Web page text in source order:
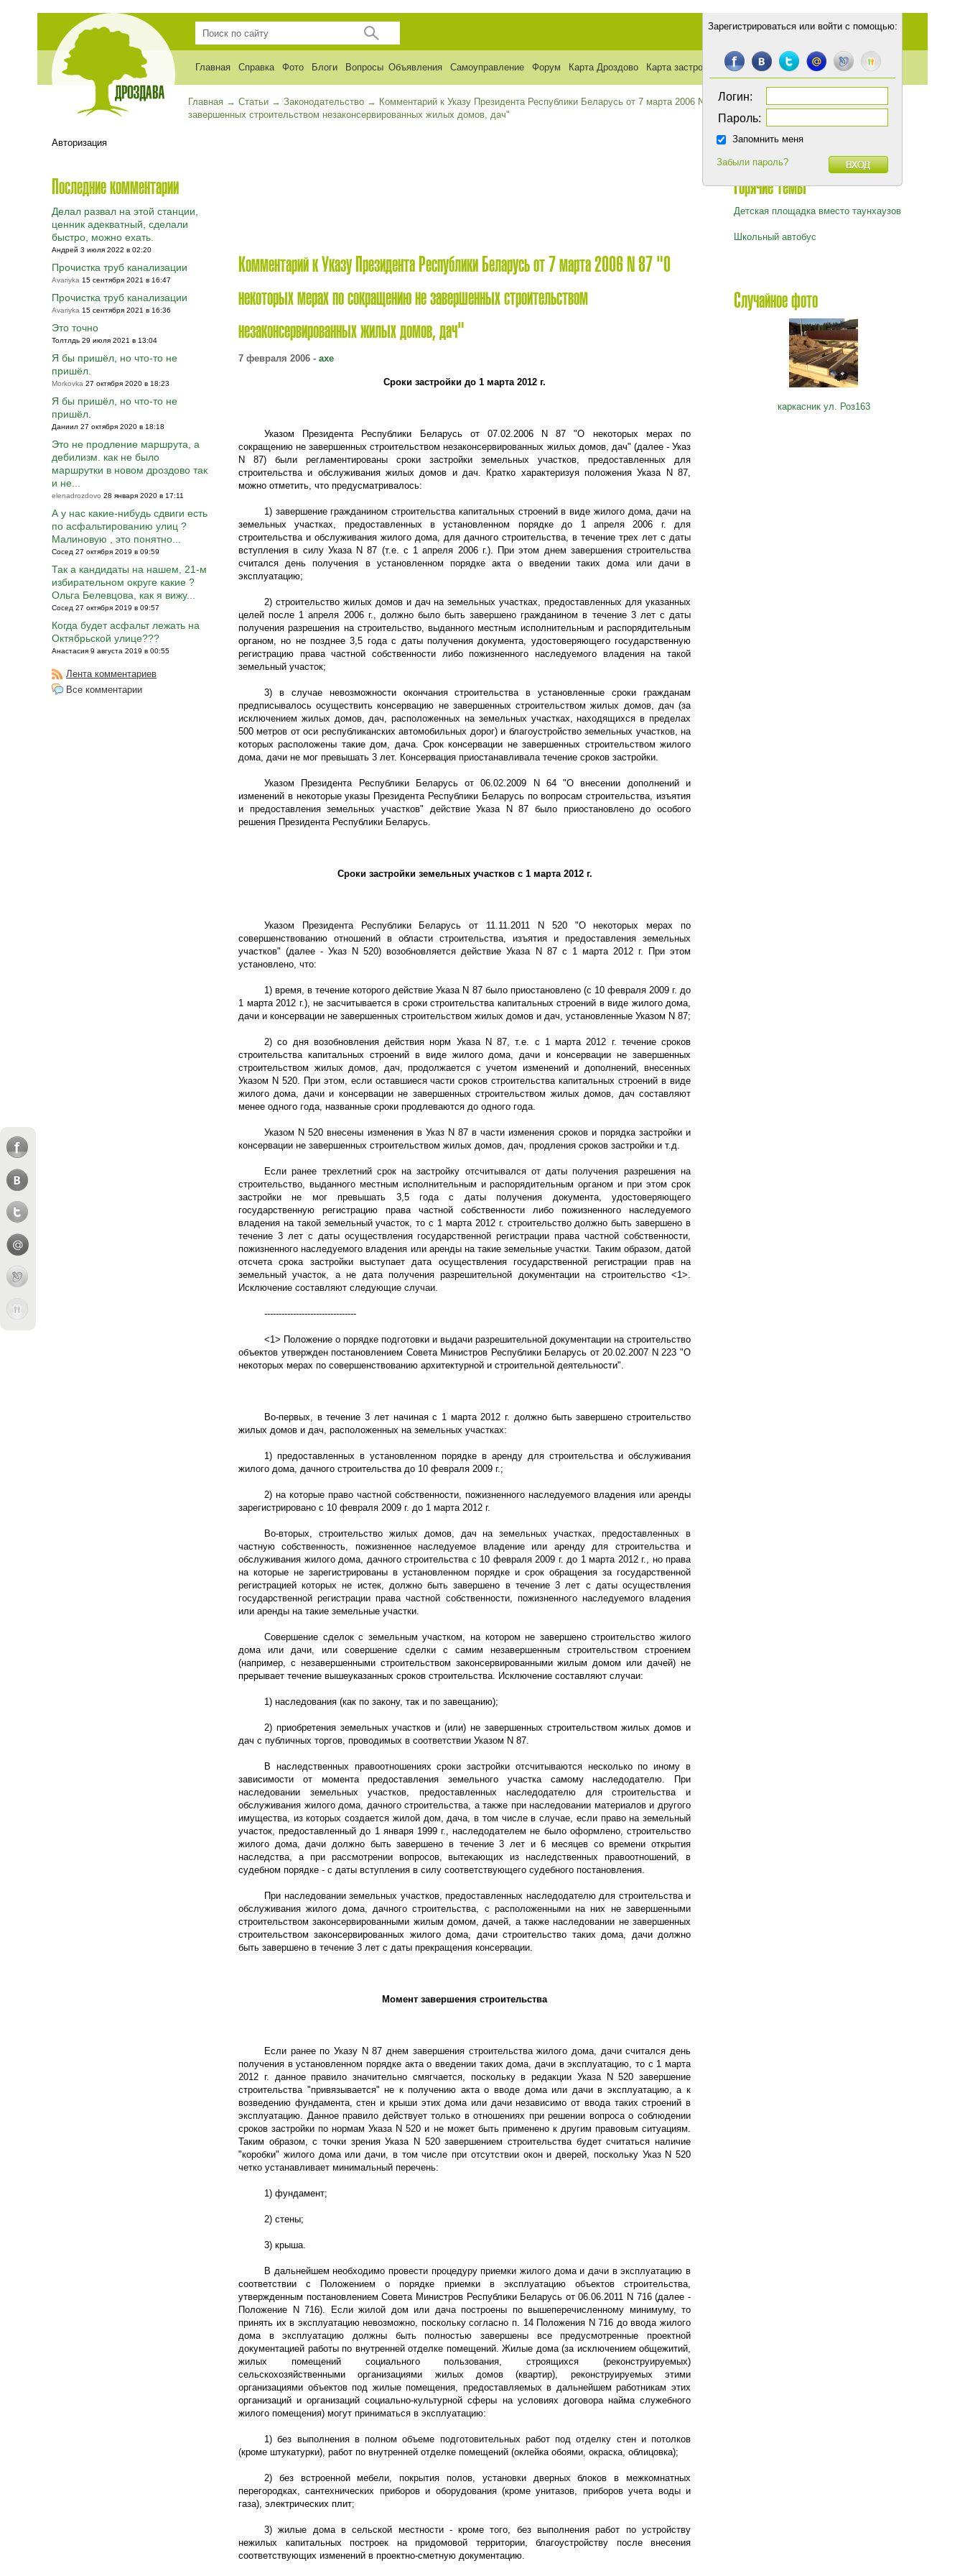
Главная Справка Фото Блоги Вопросы Объявления Самоуправление Форум Карта Дроздово Карта застройки Транспорт Статьи
Авторизация
Зарегистрироватьсяили войти с помощью:
Логин:
Пароль:
Запомнить меня
Забыли пароль?
Главная → Статьи → Законодательство → Комментарий к Указу Президента Республики Беларусь от 7 марта 2006 N 87 "О некоторых мерах по сокращению не
завершенных строительством незаконсервированных жилых домов, дач"
Последние комментарии
Делал развал на этой станции,
ценник адекватный, сделали
быстро, можно ехать.
Андрей 3 июля 2022 в 02:20
Прочистка труб канализации
Avariyka 15 сентября 2021 в 16:47
Прочистка труб канализации
Avariyka 15 сентября 2021 в 16:36
Это точно
Толтлдь 29 июля 2021 в 13:04
Я бы пришёл, но что-то не
пришёл.
Morkovka 27 октября 2020 в 18:23
Я бы пришёл, но что-то не
пришёл.
Даниил 27 октября 2020 в 18:18
Это не продление маршрута, а
дебилизм. как не было
маршрутки в новом дроздово так
и не...
elenadrozdovo 28 января 2020 в 17:11
А у нас какие-нибудь сдвиги есть
по асфальтированию улиц ?
Малиновую , это понятно...
Сосед 27 октября 2019 в 09:59
Так а кандидаты на нашем, 21-м
избирательном округе какие ?
Ольга Белевцова, как я вижу...
Сосед 27 октября 2019 в 09:57
Когда будет асфальт лежать на
Октябрьской улице???
Анастасия 9 августа 2019 в 00:55
Лента комментариев
Все комментарии
Комментарий к Указу Президента Республики Беларусь от 7 марта 2006 N 87 "О
некоторых мерах по сокращению не завершенных строительством
незаконсервированных жилых домов, дач"
7 февраля 2006 - axe
Сроки застройки до 1 марта 2012 г.
Указом Президента Республики Беларусь от 07.02.2006 N 87 "О некоторых мерах по
сокращению не завершенных строительством незаконсервированных жилых домов, дач" (далее - Указ
N 87) были регламентированы сроки застройки земельных участков, предоставленных для
строительства и обслуживания жилых домов и дач. Кратко характеризуя положения Указа N 87,
можно отметить, что предусматривалось:
1) завершение гражданином строительства капитальных строений в виде жилого дома, дачи на
земельных участках, предоставленных в установленном порядке до 1 апреля2006 г. для
строительства и обслуживания жилого дома, для дачного строительства, в течение трех лет с даты
вступления в силу Указа N 87 (т.е. с 1 апреля 2006 г.). При этом днем завершения строительства
считался день получения в установленном порядке акта о введении таких дома или дачи в
эксплуатацию;
2) строительство жилых домов и дач на земельных участках, предоставленных для указанных
целей после 1 апреля 2006 г., должно было быть завершено гражданином в течение 3 лет с даты
получения разрешения на строительство, выданного местным исполнительным и распорядительным
органом, но не позднее 3,5 года с даты получения документа, удостоверяющего государственную
регистрацию права частной собственности либо пожизненного наследуемого владения на такой
земельный участок;
3) в случае невозможности окончания строительства в установленные сроки гражданам
предписывалось осуществить консервацию не завершенных строительством жилых домов, дач (за
исключением жилых домов, дач, расположенных на земельных участках, находящихся в пределах
500 метров от оси республиканских автомобильных дорог) и благоустройство земельных участков, на
которых расположены такие дом, дача. Срок консервации не завершенных строительством жилого
дома, дачи не мог превышать 3 лет. Консервация приостанавливала течение сроков застройки.
Указом Президента Республики Беларусь от 06.02.2009 N 64 "О внесении дополнений и
изменений в некоторые указы Президента Республики Беларусь по вопросам строительства, изъятия
и предоставления земельных участков" действие Указа N 87 было приостановлено до особого
решения Президента Республики Беларусь.
Сроки застройки земельных участков с 1 марта 2012 г.
Указом Президента Республики Беларусь от 11.11.2011 N 520 "О некоторых мерах по
совершенствованию отношений в области строительства, изъятия и предоставления земельных
участков" (далее - Указ N 520) возобновляется действие Указа N 87 с 1 марта 2012 г. При этом
установлено, что:
1) время, в течение которого действие Указа N 87 было приостановлено (с 10 февраля 2009 г. до
1 марта 2012 г.), не засчитывается в сроки строительства капитальных строений в виде жилого дома,
дачи и консервации не завершенных строительством жилых домов и дач, установленные Указом N 87;
2) со дня возобновления действия норм Указа N 87, т.е. с 1 марта2012 г. течение сроков
строительства капитальных строений в виде жилого дома, дачи и консервации не завершенных
строительством жилых домов, дач, продолжается с учетом изменений и дополнений, внесенных
Указом N 520. При этом, если оставшиеся части сроков строительства капитальных строений в виде
жилого дома, дачи и консервации не завершенных строительством жилых домов, дач составляют
менее одного года, названные сроки продлеваются до одного года.
Указом N 520 внесены изменения в Указ N 87 в части изменения сроков и порядка застройки и
консервации не завершенных строительством жилых домов, дач, продления сроков застройки и т.д.
Если ранее трехлетний срок на застройку отсчитывался от даты получения разрешения на
строительство, выданного местным исполнительным и распорядительным органом и при этом срок
застройки не мог превышать 3,5 года с даты получения документа, удостоверяющего
государственную регистрацию права частной собственности либо пожизненного наследуемого
владения на такой земельный участок, то с 1 марта 2012 г. строительство должно быть завершено в
течение 3 лет с даты осуществления государственной регистрации права частной собственности,
пожизненного наследуемого владения или аренды на такие земельные участки. Таким образом, датой
отсчета срока застройки выступает дата осуществления государственной регистрации прав на
земельный участок, а не дата получения разрешительной документации на строительство <1>.
Исключение составляют следующие случаи.
--------------------------------
<1> Положение о порядке подготовки и выдачи разрешительной документации на строительство
объектов утвержден постановлением Совета Министров Республики Беларусь от 20.02.2007 N 223 "О
некоторых мерах по совершенствованию архитектурной и строительной деятельности".
Во-первых, в течение 3 лет начиная с 1 марта2012 г. должно быть завершено строительство
жилых домов и дач, расположенных на земельных участках:
1) предоставленных в установленном порядке в аренду для строительства и обслуживания
жилого дома, дачного строительства до 10 февраля 2009 г.;
2) на которые право частной собственности, пожизненного наследуемого владения или аренды
зарегистрировано с 10 февраля 2009 г. до 1 марта 2012 г.
Во-вторых, строительство жилых домов, дач на земельных участках, предоставленных в
частную собственность, пожизненное наследуемое владение или аренду для строительства и
обслуживания жилого дома, дачного строительства с 10 февраля 2009 г. до 1 марта 2012 г., но права
на которые не зарегистрированы в установленном порядке и срок обращения за государственной
регистрацией которых не истек, должно быть завершено в течение 3 лет с даты осуществления
государственной регистрации права частной собственности, пожизненного наследуемого владения
или аренды на такие земельные участки.
Совершение сделок с земельным участком, на котором не завершено строительство жилого
дома или дачи, или совершение сделки с самим незавершенным строительством строением
(например, с незавершенными строительством законсервированными жилым домом или дачей) не
прерывает течение вышеуказанных сроков строительства. Исключение составляют случаи:
1) наследования (как по закону, так и по завещанию);
2) приобретения земельных участков и (или) не завершенных строительством жилых домов и
дач с публичных торгов, проводимых в соответствии Указом N 87.
В наследственных правоотношениях сроки застройки отсчитываются несколько по иному в
зависимости от момента предоставления земельного участка самому наследодателю. При
наследовании земельных участков, предоставленных наследодателю для строительства и
обслуживания жилого дома, дачного строительства, а также при наследовании материалов и другого
имущества, из которых создается жилой дом, дача, в том числе в случае, если право на земельный
участок, предоставленный до 1 января 1999 г., наследодателем не было оформлено, строительство
жилого дома, дачи должно быть завершено в течение 3 лет и 6 месяцев со времени открытия
наследства, а при рассмотрении вопросов, вытекающих из наследственных правоотношений, в
судебном порядке - с даты вступления в силу соответствующего судебного постановления.
При наследовании земельных участков, предоставленных наследодателю для строительства и
обслуживания жилого дома, дачного строительства, с расположенными на них не завершенными
строительством законсервированными жилым домом, дачей, а также наследовании не завершенных
строительством законсервированных жилого дома, дачи строительство таких дома, дачи должно
быть завершено в течение 3 лет с даты прекращения консервации.
Момент завершения строительства
Если ранее по Указу N 87 днем завершения строительства жилого дома, дачи считался день
получения в установленном порядке акта о введении таких дома, дачи в эксплуатацию, то с 1 марта
2012 г. данное правило значительно смягчается, поскольку в редакции Указа N 520 завершение
строительства "привязывается" не к получению акта о вводе дома или дачи в эксплуатацию, а к
возведению фундамента, стен и крыши этих дома или дачи независимо от ввода таких строений в
эксплуатацию. Данное правило действует только в отношениях при решении вопроса о соблюдении
сроков застройки по нормам Указа N 520 и не может быть применено к другим правовым ситуациям.
Таким образом, с точки зрения Указа N 520 завершением строительства будет считаться наличие
"коробки" жилого дома или дачи, в том числе при отсутствии окон и дверей, поскольку Указ N 520
четко устанавливает минимальный перечень:
1) фундамент;
2) стены;
3) крыша.
В дальнейшем необходимо провести процедуру приемки жилого дома и дачи в эксплуатацию в
соответствии с Положением о порядке приемки в эксплуатацию объектов строительства,
утвержденным постановлением Совета Министров Республики Беларусь от 06.06.2011 N 716 (далее -
Положение N 716). Если жилой дом или дача построены по вышеперечисленному минимуму, то
принять их в эксплуатацию невозможно, поскольку согласно п. 14 Положения N 716 до ввода жилого
дома в эксплуатацию должны быть полностью завершены все предусмотренные проектной
документацией работы по внутренней отделке помещений. Жилые дома (за исключением общежитий,
жилых помещений социального пользования, строящихся (реконструируемых)
сельскохозяйственными организациями жилых домов (квартир), реконструируемых этими
организациями объектов под жилые помещения, предоставляемых в дальнейшем работникам этих
организаций и организаций социально-культурной сферы на условиях договора найма служебного
жилого помещения) могут приниматься в эксплуатацию:
1) без выполнения в полном объеме подготовительных работ под отделку стен и потолков
(кроме штукатурки), работ по внутренней отделке помещений (оклейка обоями, окраска, облицовка);
2) без встроенной мебели, покрытия полов, установки дверных блоков в межкомнатных
перегородках, сантехнических приборов и оборудования (кроме унитазов, приборов учета воды и
газа), электрических плит;
3) жилые дома в сельской местности - кроме того, без выполнения работ по устройству
нежилых капитальных построек на придомовой территории, благоустройству после внесения
соответствующих изменений в проектно-сметную документацию.
Горячие темы
Детская площадка вместо таунхаузов
Школьный автобус
Случайное фото
каркасник ул. Роз163